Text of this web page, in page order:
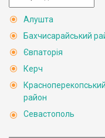
Алушта
Бахчисарайський
Євпаторія
Керч
Красноперекопський
район
Севастополь